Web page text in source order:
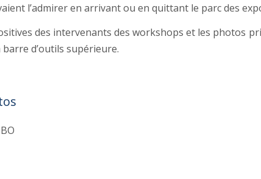
l’admirer en arrivant ou en quittant le parc des
des intervenants des workshops et les photos
barre d’outils supérieure.